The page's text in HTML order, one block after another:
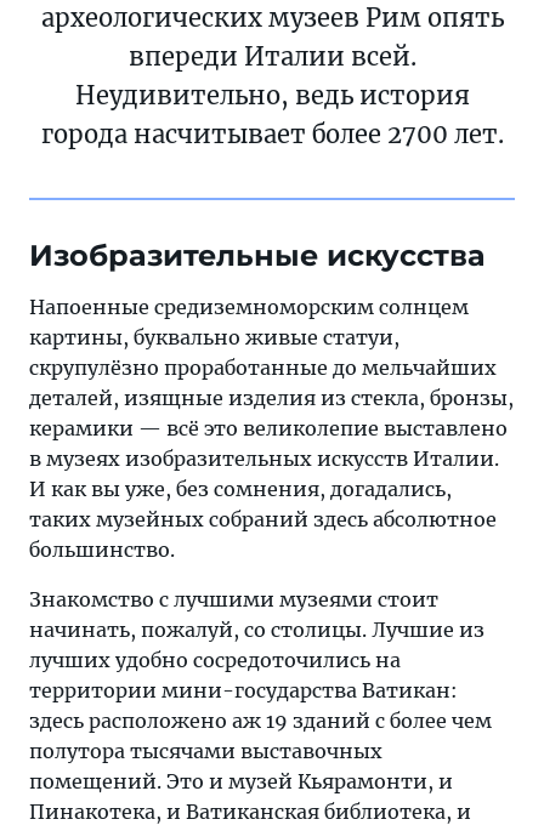
археологических музеев Рим опять
впереди Италии всей.
Неудивительно, ведь история
города насчитывает более 2700 лет.
Изобразительные искусства
Напоенные средиземноморским солнцем
картины, буквально живые статуи,
скрупулёзно проработанные до мельчайших
деталей, изящные изделия из стекла, бронзы,
керамики — всё это великолепие выставлено
в музеях изобразительных искусств Италии.
И как вы уже, без сомнения, догадались,
таких музейных собраний здесь абсолютное
большинство.
Знакомство с лучшими музеями стоит
начинать, пожалуй, со столицы. Лучшие из
лучших удобно сосредоточились на
территории мини-государства Ватикан:
здесь расположено аж 19 зданий с более чем
полутора тысячами выставочных
помещений. Это и музей Кьярамонти, и
Пинакотека, и Ватиканская библиотека, и